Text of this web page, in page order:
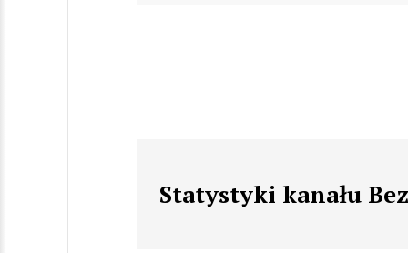
Statystyki kanału